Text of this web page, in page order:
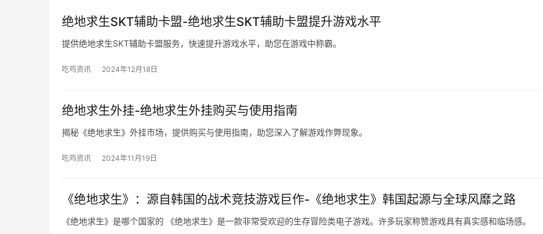
人工客服的优势：不仅仅是解决问题
互动，玩家可以了解到即将推出的版本更新、限时活动以及各类福利。这种信息的及时传递，让玩家在游戏世界中